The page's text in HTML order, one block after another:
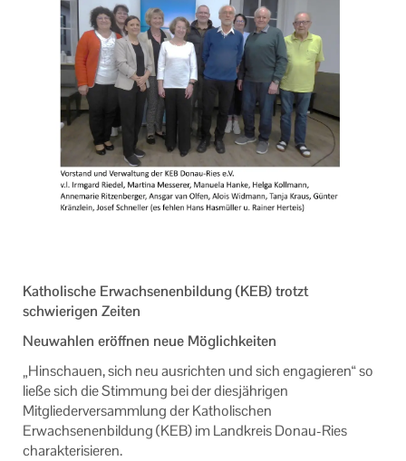
Katholische Erwachsenenbildung (KEB) trotzt
schwierigen Zeiten
Neuwahlen eröffnen neue Möglichkeiten
„Hinschauen, sich neu ausrichten und sich engagieren“ so
ließe sich die Stimmung bei der diesjährigen
Mitgliederversammlung der Katholischen
Erwachsenenbildung (KEB) im Landkreis Donau-Ries
charakterisieren.
Veranstaltungen
Ansprechpartner
Informationen
Machen Sie mit!
Ihr Kontakt zu uns